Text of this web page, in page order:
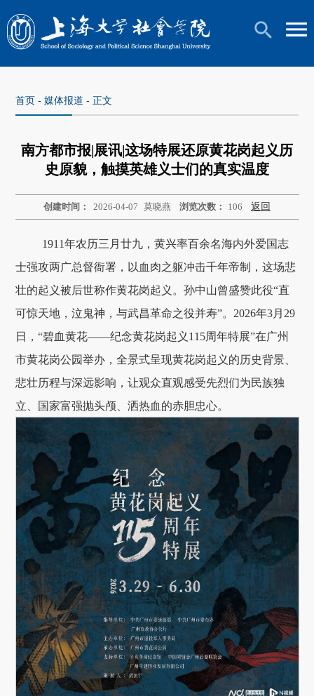
首页 -媒体报道 - 正文
南方都市报|展讯|这场特展还原黄花岗起义历
史原貌，触摸英雄义士们的真实温度
创建时间： 2026-04-07 莫晓燕 浏览次数： 106 返回
1911年农历三月廿九，黄兴率百余名海内外爱国志
士强攻两广总督衙署，以血肉之躯冲击千年帝制，这场悲
壮的起义被后世称作黄花岗起义。孙中山曾盛赞此役“直
可惊天地，泣鬼神，与武昌革命之役并寿”。2026年3月29
日，“碧血黄花——纪念黄花岗起义115周年特展”在广州
市黄花岗公园举办，全景式呈现黄花岗起义的历史背景、
悲壮历程与深远影响，让观众直观感受先烈们为民族独
立、国家富强抛头颅、洒热血的赤胆忠心。